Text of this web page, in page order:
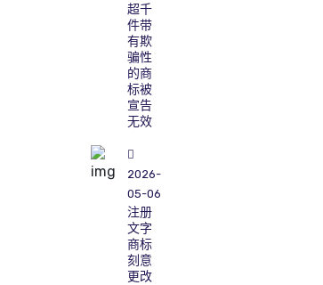
超千
件带
有欺
骗性
的商
标被
宣告
无效
2026-
05-06
注册
文字
商标
刻意
更改